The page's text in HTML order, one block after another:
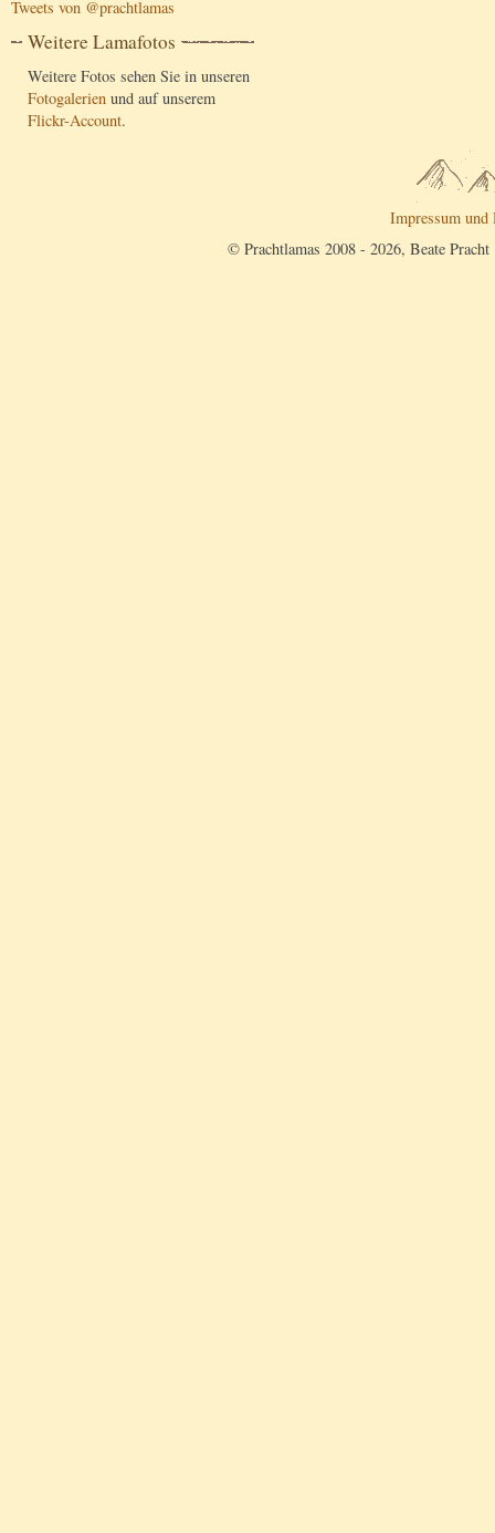
Tweets von @prachtlamas
Weitere Lamafotos
Weitere Fotos sehen Sie in unseren
Fotogalerien und auf unserem
Flickr-Account.
Impressum und
© Prachtlamas 2008 - 2026, Beate Pracht